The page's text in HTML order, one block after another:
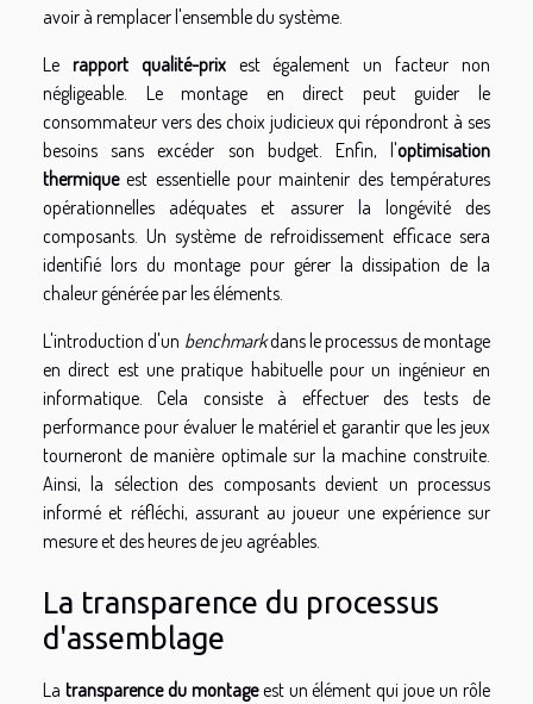
avoir à remplacer l'ensemble du système.
Le rapport qualité-prixest également un facteur non
négligeable. Le montage en direct peut guider le
consommateur vers des choix judicieux qui répondront à ses
besoins sans excéder son budget. Enfin, l'optimisation
thermiqueest essentielle pour maintenir des températures
opérationnelles adéquates et assurer la longévité des
composants. Un système de refroidissement efficace sera
identifié lors du montage pour gérer la dissipation de la
chaleur générée par les éléments.
L'introduction d'un benchmarkdans le processus de montage
en direct est une pratique habituelle pour un ingénieur en
informatique. Cela consiste à effectuer des tests de
performance pour évaluer le matériel et garantir que les jeux
tourneront de manière optimale sur la machine construite.
Ainsi, la sélection des composants devient un processus
informé et réfléchi, assurant au joueur une expérience sur
mesure et des heures de jeu agréables.
La transparence du processus
d'assemblage
La transparence du montageest un élément qui joue un rôle